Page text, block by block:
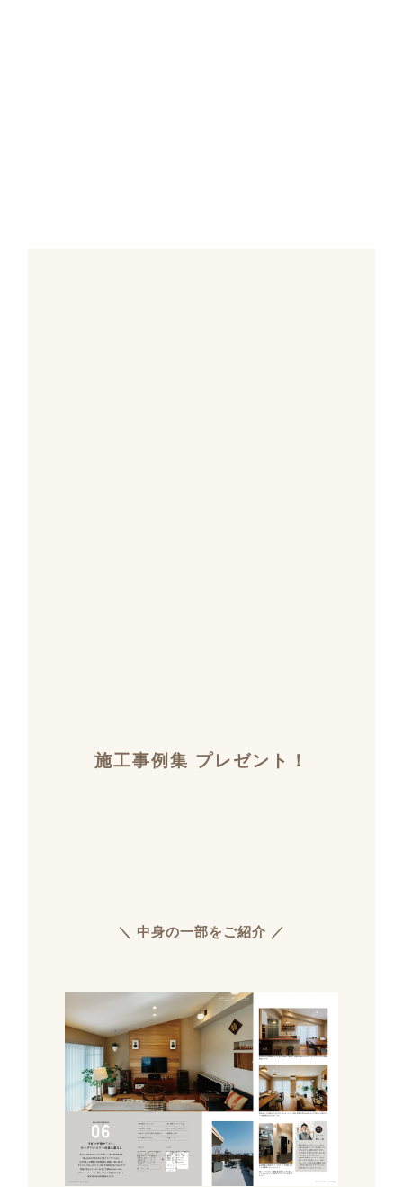
施工事例集 プレゼント！
＼ 中身の一部をご紹介 ／